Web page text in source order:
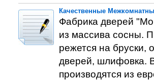
Качественные
Фабрика дверей
из массива сосны.
режется на бруски,
дверей, шлифовка.
производятся из